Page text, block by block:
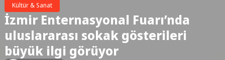
Kültür & Sanat
İzmir Enternasyonal Fuarı’nda
uluslararası sokak gösterileri
büyük ilgi görüyor